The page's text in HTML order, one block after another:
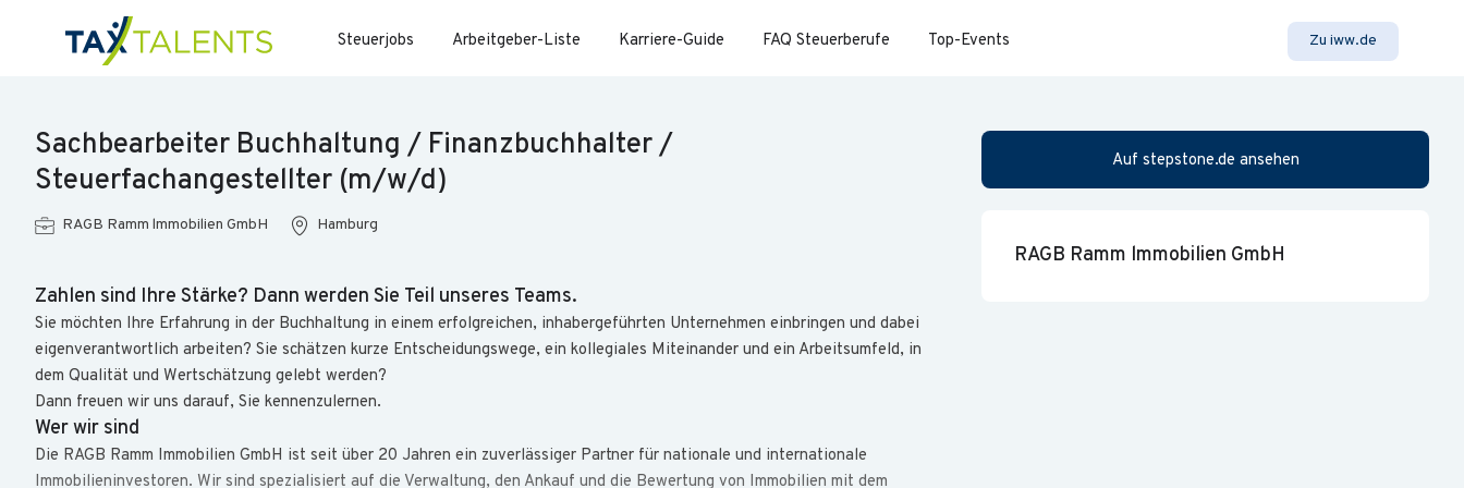
Steuerjobs Arbeitgeber-Liste Karriere-Guide FAQ Steuerberufe Top-Events Zu iww.de
Sachbearbeiter Buchhaltung / Finanzbuchhalter /
Steuerfachangestellter (m/w/d)
RAGB Ramm lmmobilien GmbH Hamburg
Zahlen sind Ihre Stärke? Dann werden Sie Teil unseres Teams.
Sie möchten Ihre Erfahrung in der Buchhaltung in einem erfolgreichen, inhabergeführten Unternehmen einbringen und dabei
eigenverantwortlich arbeiten? Sie schätzen kurze Entscheidungswege, ein kollegiales Miteinander und ein Arbeitsumfeld, in
dem Qualität und Wertschätzung gelebt werden?
Dann freuen wir uns darauf, Sie kennenzulernen.
Wer wir sind
Die RAGB Ramm Immobilien GmbH ist seit über 20 Jahren ein zuverlässiger Partner für nationale und internationale
Immobilieninvestoren. Wir sind spezialisiert auf die Verwaltung, den Ankauf und die Bewertung von Immobilien mit dem
Auf stepstone.de ansehen
RAGB Ramm lmmobilien GmbH